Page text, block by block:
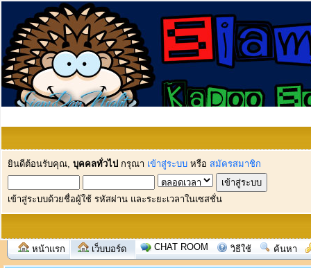
ยินดีต้อนรับคุณ, บุคคลทั่วไป กรุณา เข้าสู่ระบบ หรือ สมัครสมาชิก
เข้าสู่ระบบด้วยชื่อผู้ใช้ รหัสผ่าน และระยะเวลาในเซสชั่น
หน้าแรก เว็บบอร์ด CHAT ROOM วิธีใช้ ค้นหา